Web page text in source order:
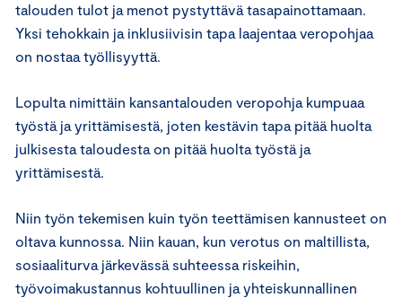
talouden tulot ja menot pystyttävä tasapainottamaan.
Yksi tehokkain ja inklusiivisin tapa laajentaa veropohjaa
on nostaa työllisyyttä.
Lopulta nimittäin kansantalouden veropohja kumpuaa
työstä ja yrittämisestä, joten kestävin tapa pitää huolta
julkisesta taloudesta on pitää huolta työstä ja
yrittämisestä.
Niin työn tekemisen kuin työn teettämisen kannusteet on
oltava kunnossa. Niin kauan, kun verotus on maltillista,
sosiaaliturva järkevässä suhteessa riskeihin,
työvoimakustannus kohtuullinen ja yhteiskunnallinen